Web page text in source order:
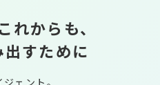
エントリー
れからも、
すために
ェント。